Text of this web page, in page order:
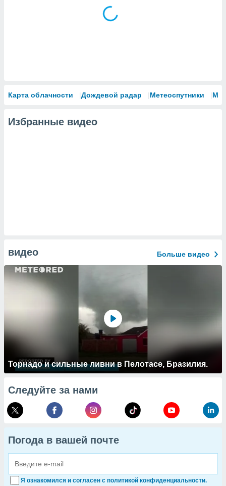
Карта облачности Дождевой радар Метеоспутники
Избранные видео
видео Больше видео
Торнадо и сильные ливни в Пелотасе, Бразилия.
Следуйте за нами
Погода в вашей почте
Я ознакомился и согласен с политикой конфиденциальности.